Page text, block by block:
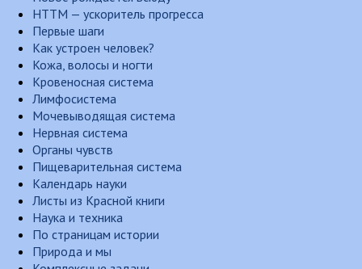
НТТМ — ускоритель прогресса
Первые шаги
Как устроен человек?
Кожа, волосы и ногти
Кровеносная система
Лимфосистема
Мочевыводящая система
Нервная система
Органы чувств
Пищеварительная система
Календарь науки
Листы из Красной книги
Наука и техника
По страницам истории
Природа и мы